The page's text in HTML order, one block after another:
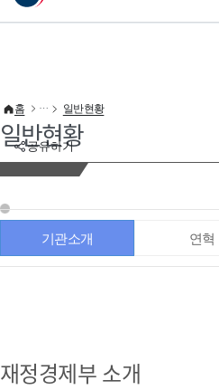
이 누리집은 대한민국 공식 전자정부 누리집입니다.
공유하기
홈 일반현황
일반현황
기관소개 연혁
재정경제부 소개